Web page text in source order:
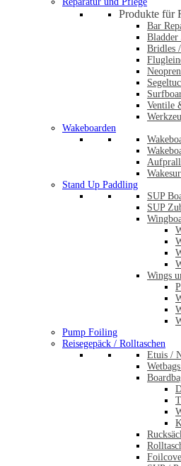
Produkte für
Bar
Bladder
Bridles
Ventile
Wakeboarden
Stand Up Paddling
SUP
SUP
Wings
Pump Foiling
Reisegepäck / Rolltaschen
Etuis /